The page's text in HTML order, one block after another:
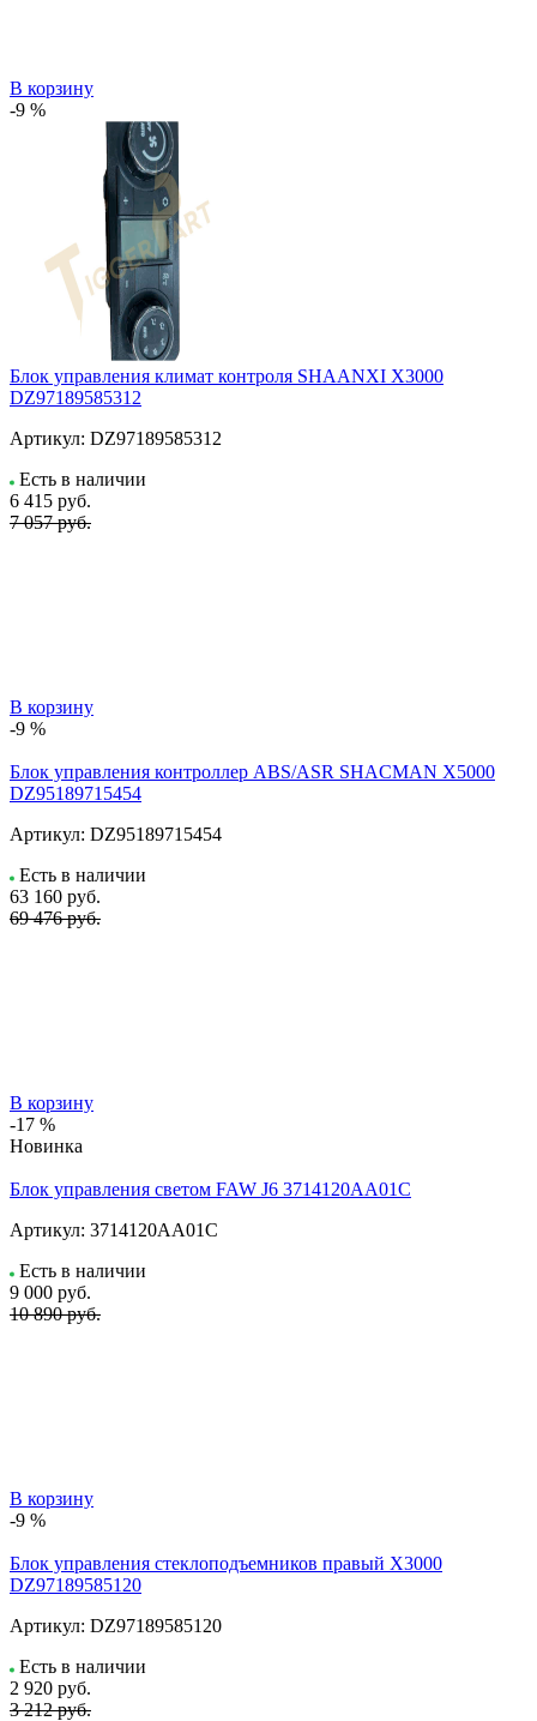
В корзину
-9 %
Блок управления климат контроля SHAANXI X3000
DZ97189585312
Артикул: DZ97189585312
Есть в наличии
6 415 руб.
7 057 руб.
В корзину
-9 %
Блок управления контроллер ABS/ASR SHACMAN X5000
DZ95189715454
Артикул: DZ95189715454
Есть в наличии
63 160 руб.
69 476 руб.
В корзину
-17 %
Новинка
Блок управления светом FAW J6 3714120AA01C
Артикул: 3714120AA01C
Есть в наличии
9 000 руб.
10 890 руб.
В корзину
-9 %
Блок управления стеклоподъемников правый X3000
DZ97189585120
Артикул: DZ97189585120
Есть в наличии
2 920 руб.
3 212 руб.